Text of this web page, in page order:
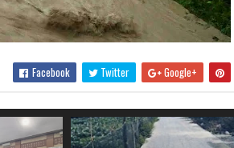
Facebook Twitter Google+